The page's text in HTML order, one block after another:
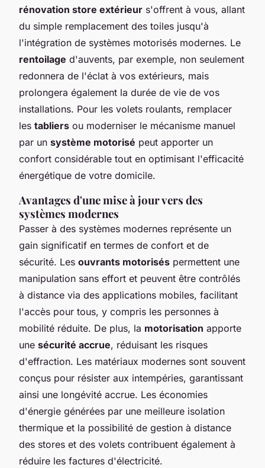
rénovation store extérieur s'offrent à vous, allant
du simple remplacement des toiles jusqu'à
l'intégration de systèmes motorisés modernes. Le
rentoilage d'auvents, par exemple, non seulement
redonnera de l'éclat à vos extérieurs, mais
prolongera également la durée de vie de vos
installations. Pour les volets roulants, remplacer
les tabliers ou moderniser le mécanisme manuel
par un système motorisé peut apporter un
confort considérable tout en optimisant l'efficacité
énergétique de votre domicile.
Avantages d'une mise à jour vers des
systèmes modernes
Passer à des systèmes modernes représente un
gain significatif en termes de confort et de
sécurité. Les ouvrants motorisés permettent une
manipulation sans effort et peuvent être contrôlés
à distance via des applications mobiles, facilitant
l'accès pour tous, y compris les personnes à
mobilité réduite. De plus, la motorisation apporte
une sécurité accrue, réduisant les risques
d'effraction. Les matériaux modernes sont souvent
conçus pour résister aux intempéries, garantissant
ainsi une longévité accrue. Les économies
d'énergie générées par une meilleure isolation
thermique et la possibilité de gestion à distance
des stores et des volets contribuent également à
réduire les factures d'électricité.